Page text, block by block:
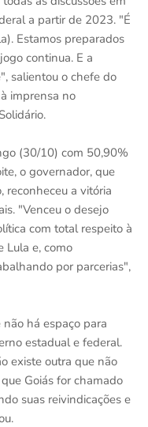
a partir de 2023. "É
Estamos preparados
continua. E a
salientou o chefe do
imprensa no
(30/10) com 50,90%
o governador, que
reconheceu a vitória
"Venceu o desejo
com total respeito à
Lula e, como
por parcerias",
há espaço para
estadual e federal.
existe outra que não
Goiás for chamado
suas reivindicações e